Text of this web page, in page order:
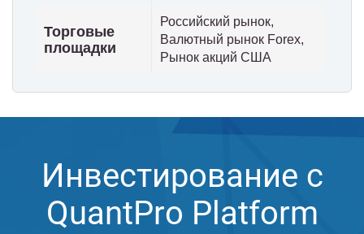
Торговые
площадки
Российский рынок,
Валютный рынок Forex,
Рынок акций США
Инвестирование с
QuantPro Platform